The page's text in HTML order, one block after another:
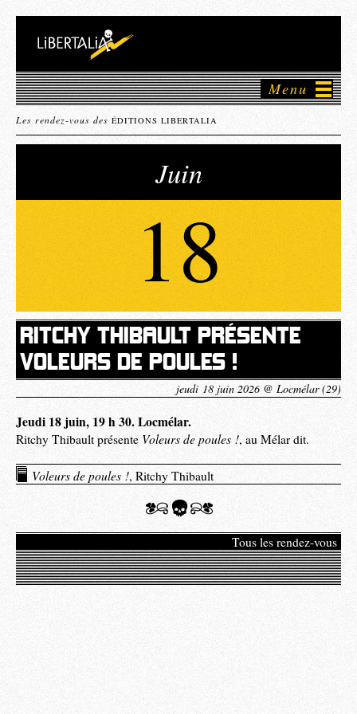
Menu
Les rendez-vous des ÉDITIONS LIBERTALIA
RITCHY THIBAULT PRÉSENTE
VOLEURS DE POULES !
jeudi 18 juin 2026 @ Locmélar (29)
18
Juin
Jeudi 18 juin, 19 h 30. Locmélar.
Ritchy Thibault présente Voleurs de poules !, au Mélar dit.
Voleurs de poules !, Ritchy Thibault
Tous les rendez-vous